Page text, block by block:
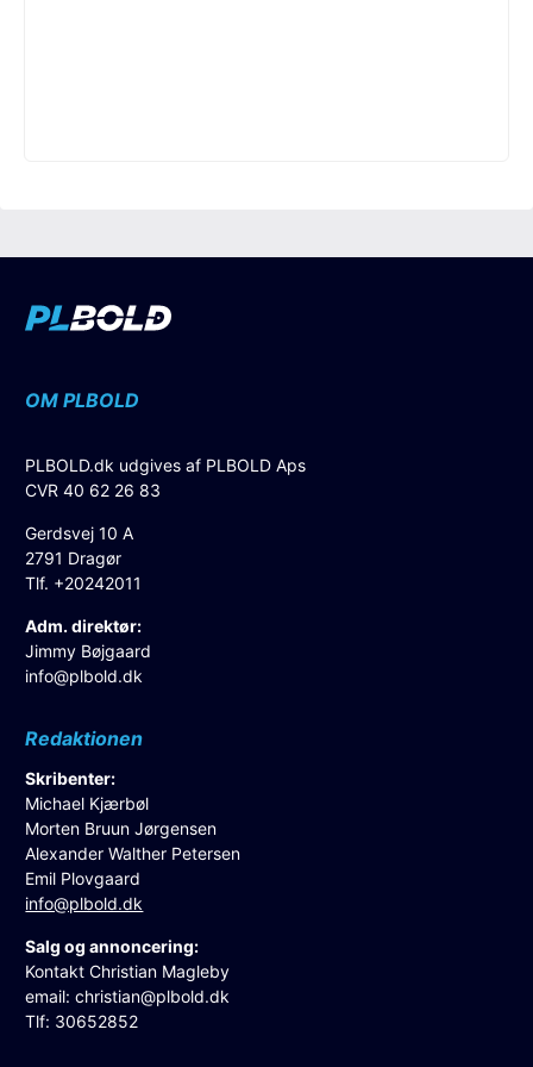
OM PLBOLD
PLBOLD.dk udgives af PLBOLD Aps
CVR 40 62 26 83
Gerdsvej 10 A
2791 Dragør
Tlf. +20242011
Adm. direktør:
Jimmy Bøjgaard
info@plbold.dk
Redaktionen
Skribenter:
Michael Kjærbøl
Morten Bruun Jørgensen
Alexander Walther Petersen
Emil Plovgaard
info@plbold.dk
Salg og annoncering:
Kontakt Christian Magleby
email:christian@plbold.dk
Tlf: 30652852